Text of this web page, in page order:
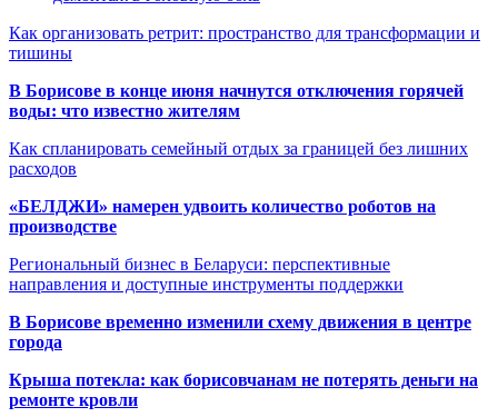
Как организовать ретрит: пространство для трансформации и
тишины
В Борисове в конце июня начнутся отключения горячей
воды: что известно жителям
Как спланировать семейный отдых за границей без лишних
расходов
«БЕЛДЖИ» намерен удвоить количество роботов на
производстве
Региональный бизнес в Беларуси: перспективные
направления и доступные инструменты поддержки
В Борисове временно изменили схему движения в центре
города
Крыша потекла: как борисовчанам не потерять деньги на
ремонте кровли